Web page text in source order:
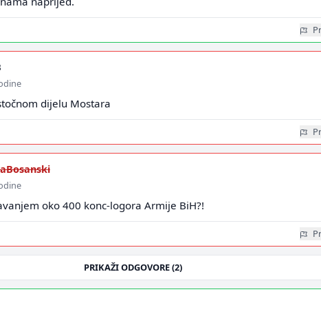
dijelu Mostara
oko 400 konc-logora Armije BiH?!
PRIKAŽI ODGOVORE (2)